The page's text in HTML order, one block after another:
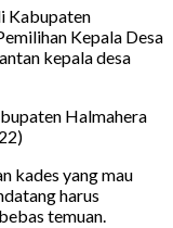
Kabupaten
Kepala Desa
kepala desa
Halmahera
kades yang mau
harus
temuan.